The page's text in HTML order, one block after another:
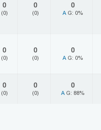
0
(0)
0
(0)
0
A G: 0%
0
(0)
0
(0)
0
A G: 0%
0
(0)
0
(0)
0
A G: 88%